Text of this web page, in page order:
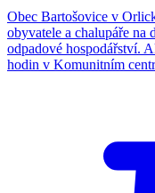
Obec Bartošovice v
obyvatele a chalupáře na
odpadové hospodářství.
hodin v Komunitním